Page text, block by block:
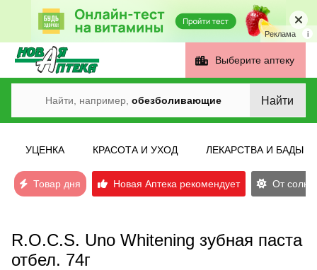
Реклама i
Выберите аптеку
Найти, например, обезболивающие Найти
УЦЕНКА КРАСОТА И УХОД ЛЕКАРСТВА И БАДЫ
Товар дня Новая Аптека рекомендует От
R.O.C.S. Uno Whitening зубная паста
отбел. 74г